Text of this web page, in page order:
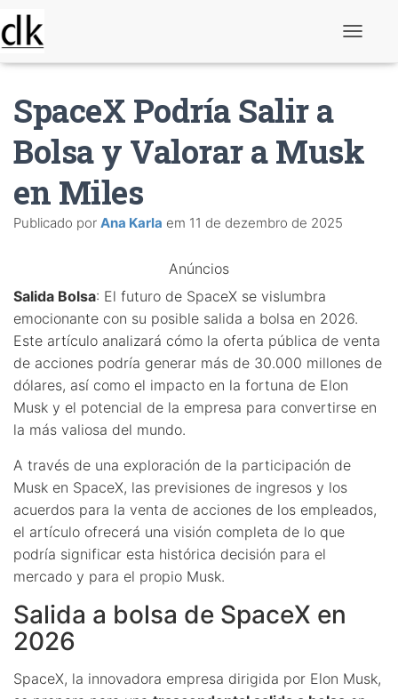
r
n
SpaceX Podría Salir a
Bolsa y Valorar a Musk
en Miles
Publicado por Ana Karla em 11 de dezembro de 2025
Anúncios
Salida Bolsa: El futuro de SpaceX se vislumbra
emocionante con su posible salida a bolsa en 2026.
Este artículo analizará cómo la oferta pública de venta
de acciones podría generar más de 30.000 millones de
dólares, así como el impacto en la fortuna de Elon
Musk y el potencial de la empresa para convertirse en
la más valiosa del mundo.
A través de una exploración de la participación de
Musk en SpaceX, las previsiones de ingresos y los
acuerdos para la venta de acciones de los empleados,
el artículo ofrecerá una visión completa de lo que
podría significar esta histórica decisión para el
mercado y para el propio Musk.
Salida a bolsa de SpaceX en
2026
SpaceX, la innovadora empresa dirigida por Elon Musk,